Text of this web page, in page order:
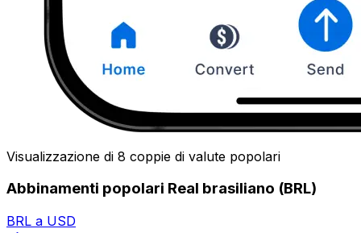
Visualizzazione di 8 coppie di valute popolari
Abbinamenti popolari Real brasiliano (BRL)
BRL a USD